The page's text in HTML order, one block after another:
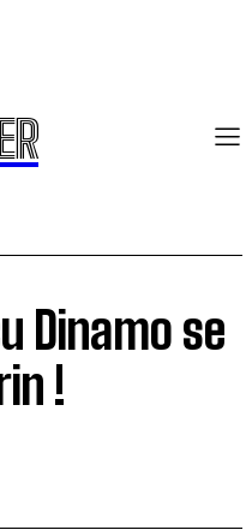
Dinamo se
!